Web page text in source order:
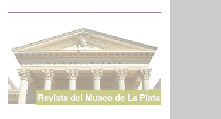
Revista del Museo de La Plata